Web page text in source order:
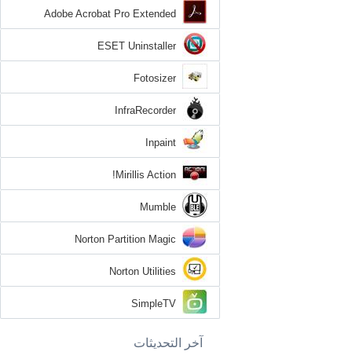
Adobe Acrobat Pro Extended
ESET Uninstaller
Fotosizer
InfraRecorder
Inpaint
Mirillis Action!
Mumble
Norton Partition Magic
Norton Utilities
SimpleTV
آخر التحديثات